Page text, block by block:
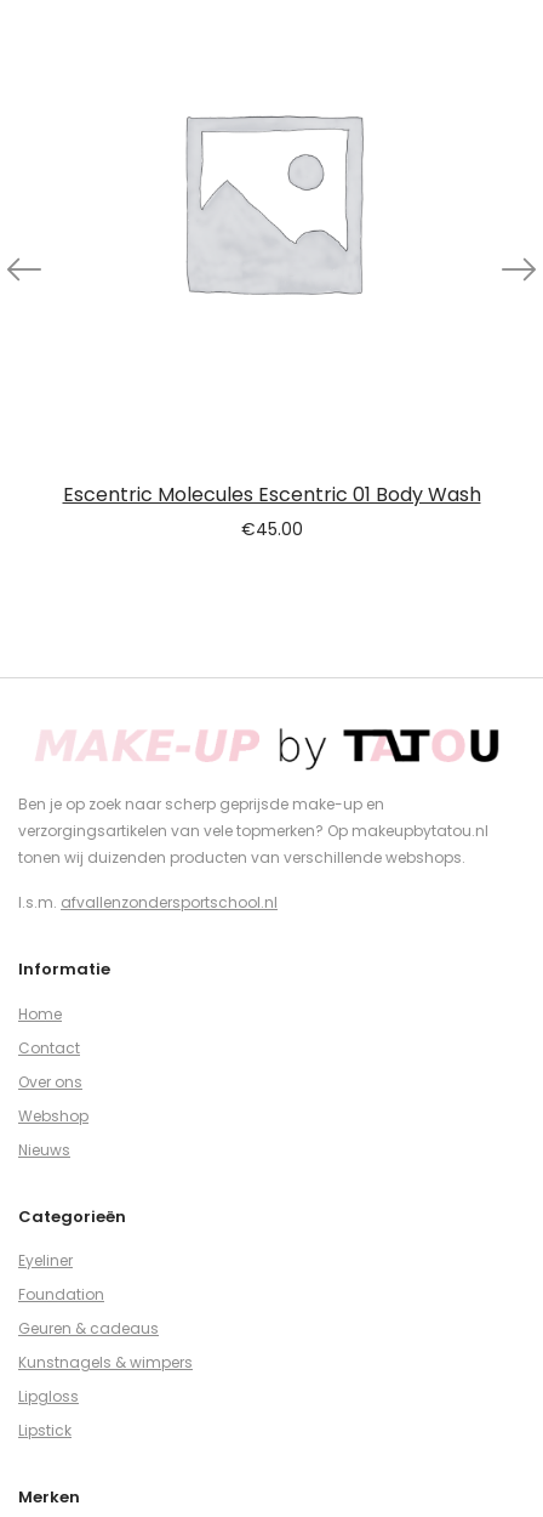
Escentric Molecules Escentric 01 Body Wash
€45.00
Ben je op zoek naar scherp geprijsde make-up en
verzorgingsartikelen van vele topmerken? Op makeupbytatou.nl
tonen wij duizenden producten van verschillende webshops.
I.s.m. afvallenzondersportschool.nl
Informatie
Home
Contact
Over ons
Webshop
Nieuws
Categorieën
Eyeliner
Foundation
Geuren & cadeaus
Kunstnagels & wimpers
Lipgloss
Lipstick
Merken